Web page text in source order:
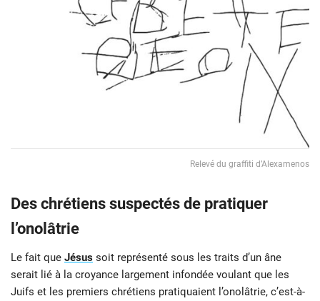
Relevé du graffiti d’Alexamenos
Des chrétiens suspectés de pratiquer
l’onolâtrie
Le fait que Jésus soit représenté sous les traits d’un âne
serait lié à la croyance largement infondée voulant que les
Juifs et les premiers chrétiens pratiquaient l’onolâtrie, c’est-à-